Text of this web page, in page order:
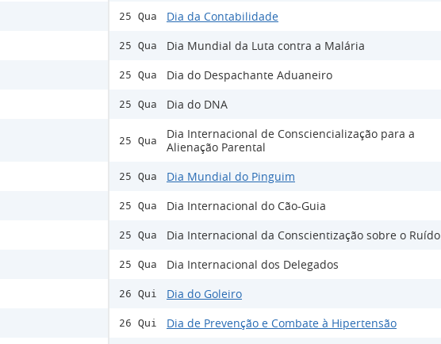
25 Qua Dia da Contabilidade
25 Qua Dia Mundial da Luta contra a Malária
25 Qua Dia do Despachante Aduaneiro
25 Qua Dia do DNA
25 Qua
Dia Internacional de Consciencialização para a
Alienação Parental
25 Qua Dia Mundial do Pinguim
25 Qua Dia Internacional do Cão-Guia
25 Qua Dia Internacional da Conscientização sobre o Ruído
25 Qua Dia Internacional dos Delegados
26 Qui Dia do Goleiro
26 Qui Dia de Prevenção e Combate à Hipertensão